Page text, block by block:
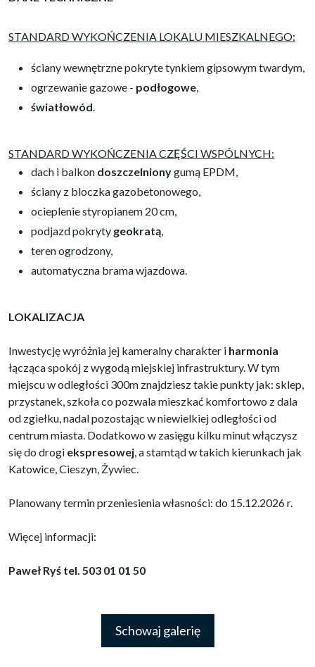
STANDARD WYKOŃCZENIA LOKALU MIESZKALNEGO:
ściany wewnętrzne pokryte tynkiem gipsowym twardym,
ogrzewanie gazowe - podłogowe
światłowód
STANDARD WYKOŃCZENIA CZĘŚCI WSPÓLNYCH:
dach i balkon doszczelnionygumą EPDM,
ściany z bloczka gazobetonowego,
ocieplenie styropianem 20 cm,
podjazd pokryty geokratą
teren ogrodzony,
automatyczna brama wjazdowa.
LOKALIZACJA
Inwestycję wyróżnia jej kameralny charakter i harmonia
łącząca spokój z wygodą miejskiej infrastruktury. W tym
miejscu w odległości 300m znajdziesz takie punkty jak: sklep,
przystanek, szkoła co pozwala mieszkać komfortowo z dala
od zgiełku, nadal pozostając w niewielkiej odległości od
centrum miasta. Dodatkowo w zasięgu kilku minut włączysz
się do drogi ekspresowej , a stamtąd w takich kierunkach jak
Katowice, Cieszyn, Żywiec.
Planowany termin przeniesienia własności: do 15.12.2026 r.
Więcej informacji:
Paweł Ryś tel. 503 01 01 50
Schowaj galerię